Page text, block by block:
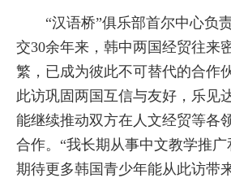
“汉语桥”俱乐部首尔中心负
交30余年来，韩中两国经贸往来
繁，已成为彼此不可替代的合作
此访巩固两国互信与友好，乐见
能继续推动双方在人文经贸等各
合作。“我长期从事中文教学推广
期待更多韩国青少年能从此访带